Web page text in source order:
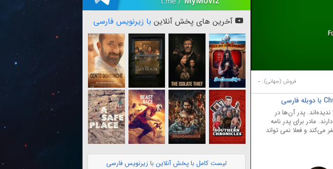
فروش (جهانی): -
پدر آن‌ها در
مادر برای پدر نامه
و فعلا نمی تواند
آخرین های پخش آنلاین با زیرنویس فارسی
لیست کامل با پخش آنلاین با زیرنویس فارسی